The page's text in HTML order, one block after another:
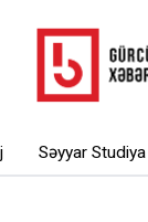
Səyyar Studiya